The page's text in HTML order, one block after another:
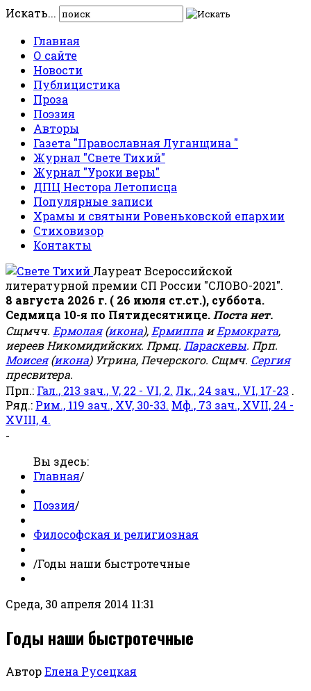
Искать...
Главная
О сайте
Новости
Публицистика
Проза
Поэзия
Авторы
Газета "Православная Луганщина "
Журнал "Свете Тихий"
Журнал "Уроки веры"
ДПЦ Нестора Летописца
Популярные записи
Храмы и святыни Ровеньковской епархии
Стиховизор
Контакты
Лауреат Всероссийской
литературной премии СП России "СЛОВО-2021".
8 августа 2026 г. ( 26 июля ст.ст.), суббота.
Седмица 10-я по Пятидесятнице. Поста нет.
Сщмчч. Ермолая(икона), Ермиппа иЕрмократа,
иереев Никомидийских. Прмц. Параскевы. Прп.
Моисея(икона) Угрина, Печерского. Сщмч. Сергия
пресвитера.
Прп.: Гал., 213 зач., V, 22 - VI, 2. Лк., 24 зач., VI, 17-23 .
Ряд.: Рим., 119 зач., XV, 30-33. Мф., 73 зач., XVII, 24 -
XVIII, 4.
-
Вы здесь:
Главная/
Поэзия/
Философская и религиозная
/Годы наши быстротечные
Среда, 30 апреля 2014 11:31
Годы наши быстротечные
АвторЕлена Русецкая